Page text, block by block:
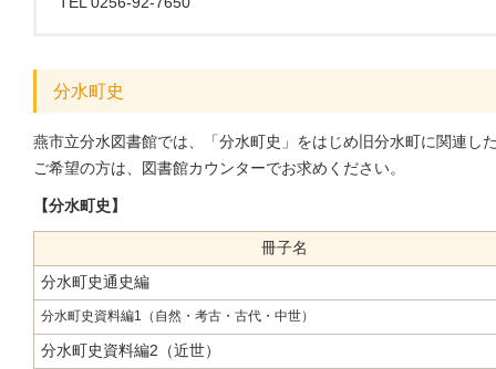
分水町史
燕市立分水図書館では、「分水町史」をはじめ旧分水町に関連し
ご希望の方は、図書館カウンターでお求めください。
【分水町史】
冊子名
分水町史通史編
分水町史資料編1（自然・考古・古代・中世）
分水町史資料編2（近世）